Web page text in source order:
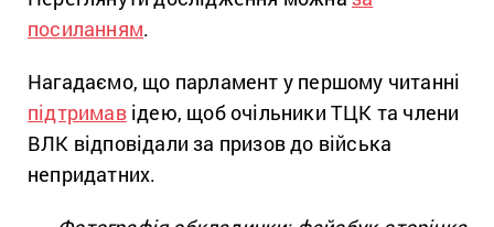
посиланням.
Нагадаємо, що парламент у першому читанні
підтримавідею, щоб очільники ТЦК та члени
ВЛК відповідали за призов до війська
непридатних.